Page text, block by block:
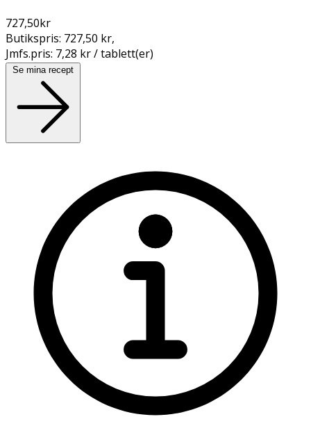
727,50kr
Butikspris: 727,50 kr,
Jmfs.pris: 7,28 kr / tablett(er)
Se mina recept